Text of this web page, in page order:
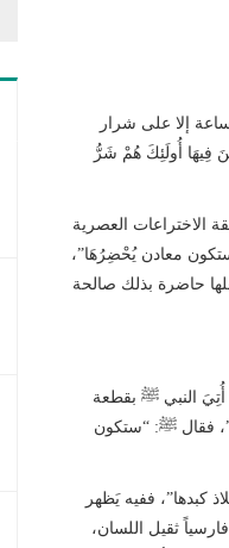
إلا على شرار
فِيهَا أُولَئِكَ هُمْ شَرُّ
الاختراعات العصرية
يحضرها”، والصواب: “ستكون معادن يُحْضِرُهَا”،
حاضرة بذلك صالحة
الطبراني في الصغير والأوسط والخطيب وغيرهما (الصغير: 777) أنه أُتِيَ النبي ﷺ بقطعة
فقال ﷺ: “ستكون
كبدها”، ففيه يَظهر
ثقيل اللسان،